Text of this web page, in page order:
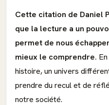
Cette citation de Daniel
que la lecture a un
permet de nous
mieux le comprendre.
histoire, un univers
prendre du recul et de
notre société.